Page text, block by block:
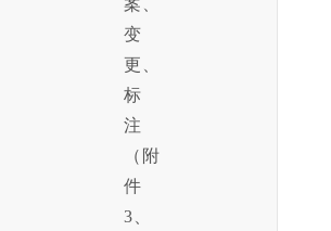
变
更、
标
注
（附
件
3、